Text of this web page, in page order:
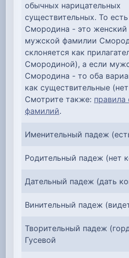
обычных нарицательных
существительных. То
Смородина - это женский
мужской фамилии
склоняется как
Смородиной), а если
Смородина - то оба
как существительные
Смотрите также: правила
фамилий.
Именительный падеж
Родительный падеж (нет
Дательный падеж (дать
Винительный падеж
Творительный падеж
Гусевой